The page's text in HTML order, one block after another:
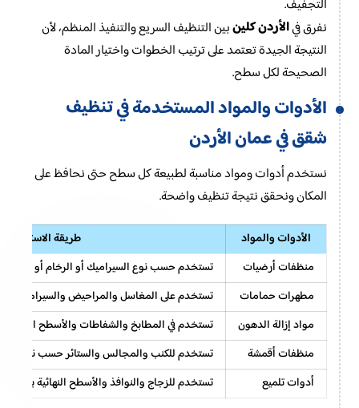
التجفيف.
نفرق فيالأردن كلينبين التنظيف السريع والتنفيذ المنظم، لأن
النتيجة الجيدة تعتمد على ترتيب الخطوات واختيار المادة
الصحيحة لكل سطح.
الأدوات والمواد المستخدمة فيتنظيف
شقق في عمان الأردن
نستخدم أدوات ومواد مناسبة لطبيعة كل سطح حتى نحافظ على
المكان ونحقق نتيجة تنظيف واضحة.
الأدوات والمواد
طريقة الاستخدام
منظفات أرضيات
تستخدم حسب نوع السيراميك أو الرخام أو الخشب
مطهرات حمامات
تستخدم على المغاسل والمراحيض والسيراميك مع
مواد إزالة الدهون
تستخدم في المطابخ والشفاطات والأسطح التي
منظفات أقمشة
تستخدم للكنب والمجالس والستائر حسب نوع
أدوات تلميع
تستخدم للزجاج والنوافذ والأسطح النهائية بعد